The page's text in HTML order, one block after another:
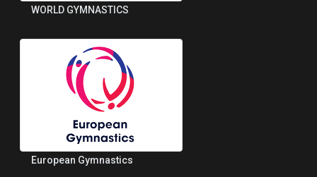
WORLD GYMNASTICS
European Gymnastics